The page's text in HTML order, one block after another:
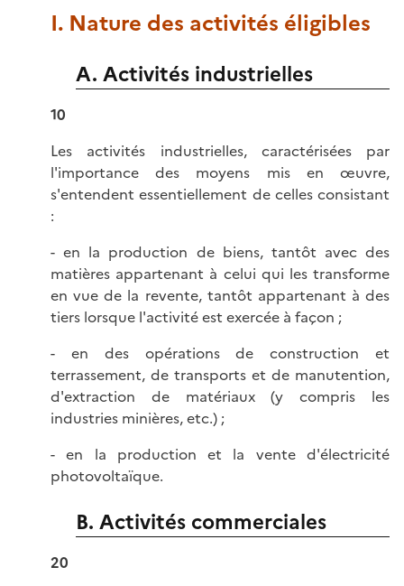
I. Nature des activités éligibles
A. Activités industrielles
10
Les activités industrielles, caractérisées par
l'importance des moyens mis en œuvre,
s'entendent essentiellement de celles consistant
:
- en la production de biens, tantôt avec des
matières appartenant à celui qui les transforme
en vue de la revente, tantôt appartenant à des
tiers lorsque l'activité est exercée à façon ;
- en des opérations de construction et
terrassement, de transports et de manutention,
d'extraction de matériaux (y compris les
industries minières, etc.) ;
- en la production et la vente d'électricité
photovoltaïque.
B. Activités commerciales
20